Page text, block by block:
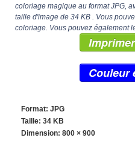
coloriage magique au format JPG,
taille d'image de 34 KB . Vous
coloriage. Vous pouvez également
Imprimer
Couleur
Format: JPG
Taille: 34 KB
Dimension: 800 × 900